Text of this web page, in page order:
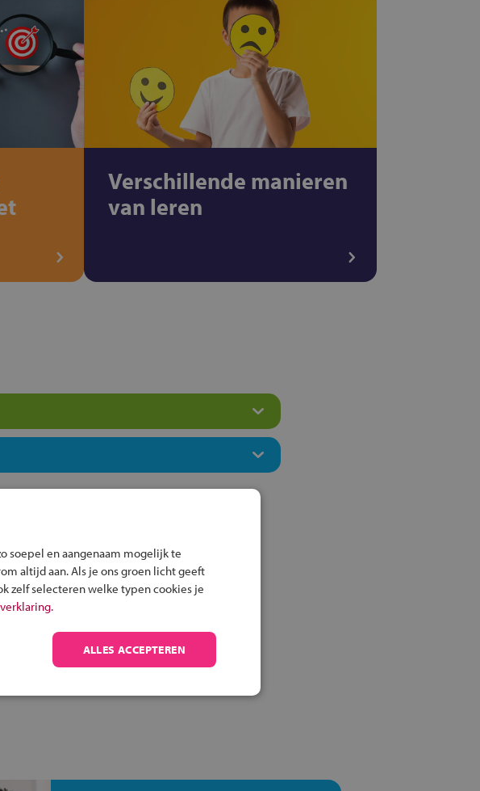
Verschillende manieren
van leren
aan te melden bij
soepel en aangenaam mogelijk te
altijd aan. Als je ons groen licht geeft
zelf selecteren welke typen cookies je
ALLES ACCEPTEREN